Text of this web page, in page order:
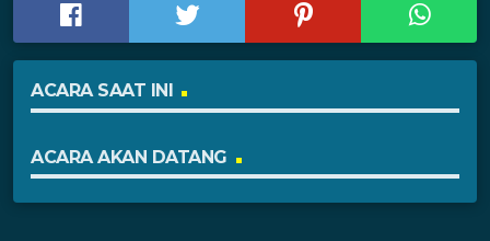
ACARA SAAT INI
ACARA AKAN DATANG